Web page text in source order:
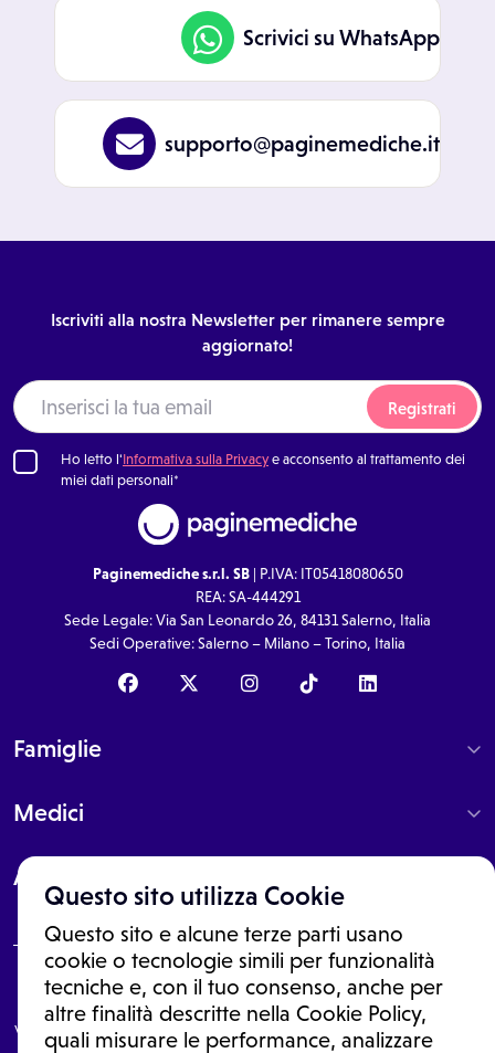
Questo sito utilizza Cookie
Questo sito e alcune terze parti usano
cookie o tecnologie simili per funzionalità
tecniche e, con il tuo consenso, anche per
altre finalità descritte nella Cookie Policy,
quali misurare le performance, analizzare
Scrivici su WhatsApp
supporto@paginemediche.it
Iscriviti alla nostra Newsletter per rimanere sempre
aggiornato!
Registrati
Ho letto l'Informativa sulla Privacye acconsento al trattamento dei
miei dati personali*
Paginemediche s.r.l. SB| P.IVA: IT05418080650
REA: SA-444291
Sede Legale: Via San Leonardo 26, 84131 Salerno, Italia
Sedi Operative: Salerno – Milano – Torino, Italia
Famiglie
Medici
About
Le informazioni proposte in questo sito non sono un consulto medico.
In nessun caso, queste informazioni sostituiscono un consulto, una
visita o una diagnosi formulata dal medico. Non si devono considerare
le informazioni disponibili come suggerimenti per la formulazione di